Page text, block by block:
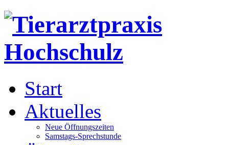
Start
Aktuelles
Neue Öffnungszeiten
Samstags-Sprechstunde